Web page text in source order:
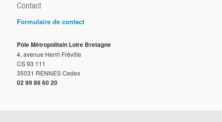
Contact
Formulaire de contact
Pôle Métropolitain Loire Bretagne
4, avenue Henri Fréville
CS 93 111
35031 RENNES Cedex
02 99 86 60 20